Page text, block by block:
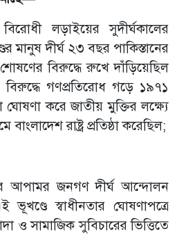
লড়াইয়ের সুদীর্ঘকালের
মানুষ দীর্ঘ ২৩ বছর পাকিস্তানের
বিরুদ্ধে রুখে দাঁড়িয়েছিল
বিরুদ্ধে গণপ্রতিরোধ গড়ে ১৯৭১
ঘোষণা করে জাতীয় মুক্তির লক্ষ্যে
বাংলাদেশ রাষ্ট্র প্রতিষ্ঠা করেছিল;
আপামর জনগণ দীর্ঘ আন্দোলন
ভূখণ্ডে স্বাধীনতার ঘোষণাপত্রে
ও সামাজিক সুবিচারের ভিত্তিতে